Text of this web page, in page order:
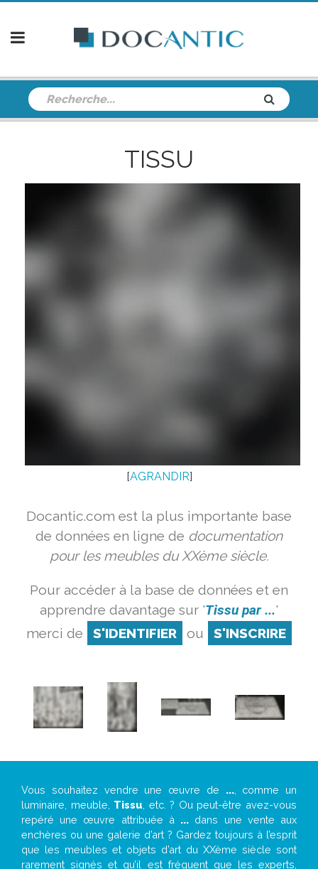
TISSU
[AGRANDIR]
Docantic.com est la plus importante base
de données en ligne de documentation
pour les meubles du XXème siècle.
Pour accéder à la base de données et en
apprendre davantage sur 'Tissu par ...'
merci de
S'IDENTIFIER ou S'INSCRIRE
Vous souhaitez vendre une œuvre de ..., comme un
luminaire, meuble, Tissu , etc. ? Ou peut-être avez-vous
repéré une œuvre attribuée à ... dans une vente aux
enchères ou une galerie d’art ? Gardez toujours à l’esprit
que les meubles et objets d’art du XXème siècle sont
rarement signés et qu’il est fréquent que les experts,